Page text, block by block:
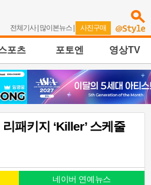
전체기사| 많이본뉴스 | 사진구매
포츠 포토엔 영상TV
패키지 ‘Killer’ 스케줄
네이버 연예뉴스